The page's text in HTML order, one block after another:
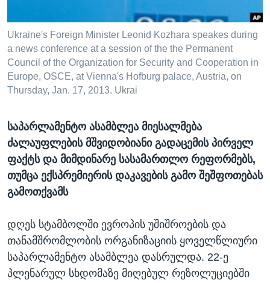
ᲯᲐᲜᲛᲠᲗᲔᲚᲝᲑᲐ
ᲛᲔᲪᲜᲘᲔᲠᲔᲑᲐ
ᲘᲜᲢᲔᲠᲕᲘᲣ
ᲙᲣᲚᲢᲣᲠᲐ
ᲒᲐᲚᲘᲚᲔᲝ
ᲓᲔᲖᲘᲜᲤᲝᲠᲛᲐᲪᲘᲐ
Learning English
ᲗᲕᲐᲚᲘ ᲒᲕᲐᲓᲔᲕᲜᲔᲗ
Ukraine's Foreign Minister Leonid Kozhara speakes during
a news conference at a session of the the Permanent
Council of the Organization for Security and Cooperation in
Europe, OSCE, at Vienna's Hofburg palace, Austria, on
Thursday, Jan. 17, 2013. Ukrai
საპარლამენტო ასამბლეა მიესალმება
ძალაუფლების მშვიდობიანი გადაცემის პირველ
ფაქტს და მიმდინარე სასამართლო რეფორმებს,
თუმცა ექსპრემიერის დაკავების გამო შეშფოთებას
გამოთქვამს
დღეს სტამბოლში ევროპის უშიშროების და
თანამშრომლობის ორგანიზაციის ყოველწლიური
საპარლამენტო ასამბლეა დასრულდა. 22-ე
პლენარულ სხდომაზე მიღებულ რეზოლუციებში